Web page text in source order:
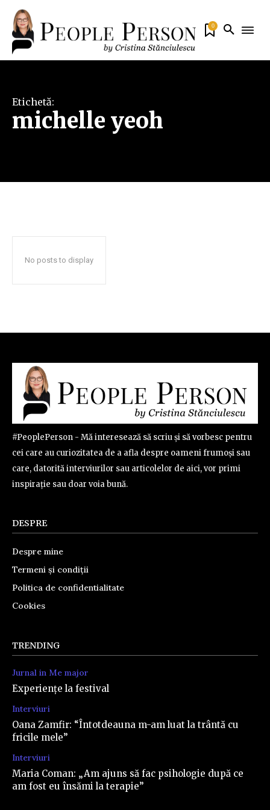
0
Etichetă:
michelle yeoh
No posts to display
#PeoplePerson - Mă interesează să scriu și să vorbesc pentru
cei care au curiozitatea de a afla despre oameni frumoși sau
care, datorită interviurilor sau articolelor de aici, vor primi
inspirație sau doar voia bună.
DESPRE
Despre mine
Termeni și condiții
Politica de confidentialitate
Cookies
TRENDING
Jurnal in Me major
Experiențe la festival
Interviuri
Oana Zamfir: “Întotdeauna m-am luat la trântă cu
fricile mele”
Interviuri
Maria Coman: „Am ajuns să fac psihologie după ce
am fost eu însămi la terapie”